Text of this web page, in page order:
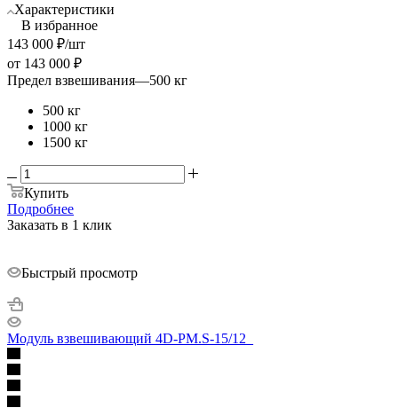
Характеристики
В избранное
143 000 ₽/шт
от 143 000 ₽
Предел взвешивания—500 кг
500 кг
1000 кг
1500 кг
Купить
Подробнее
Заказать в 1 клик
Быстрый просмотр
Модуль взвешивающий 4D-PM.S-15/12_